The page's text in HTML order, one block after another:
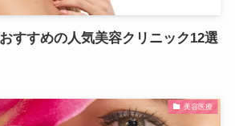
すすめの人気美容クリニック12選
美容医療